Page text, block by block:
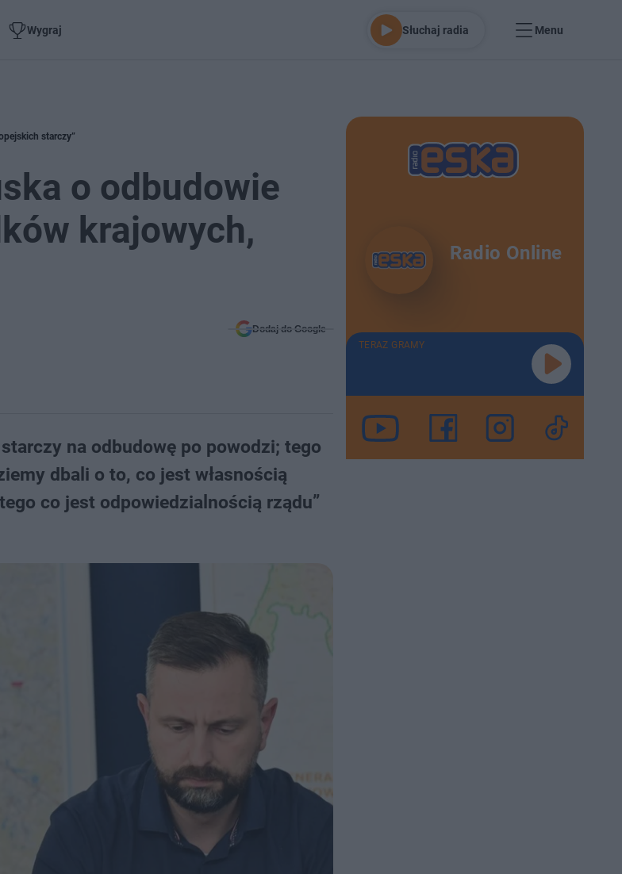
Wygraj Słuchaj radia Menu
starczy”
o odbudowie
krajowych,
Dodaj do Google
na odbudowę po powodzi; tego
dbali o to, co jest własnością
co jest odpowiedzialnością rządu”
Radio Online
TERAZ GRAMY